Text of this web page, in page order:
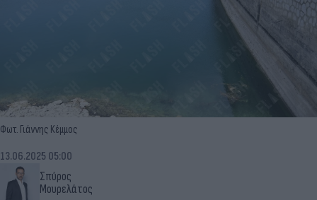
Φωτ. Γιάννης Κέμμος
Σπύρος
Μουρελάτος
13.06.2025 05:00